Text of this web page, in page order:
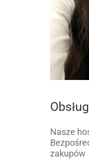
Nasze
zakupów